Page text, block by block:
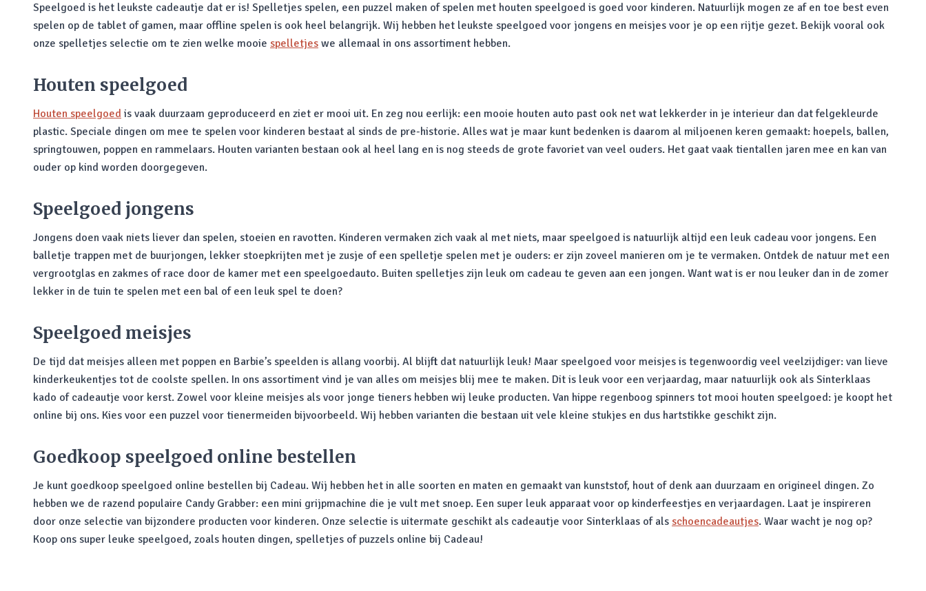
Speelgoed is het leukste cadeautje dat er is! Spelletjes spelen, een puzzel maken of spelen met houten speelgoed is goed voor kinderen. Natuurlijk mogen ze af en toe best even
spelen op de tablet of gamen, maar offline spelen is ook heel belangrijk. Wij hebben het leukste speelgoed voor jongens en meisjes voor je op een rijtje gezet. Bekijk vooral ook
onze spelletjes selectie om te zien welke mooie spelletjes we allemaal in ons assortiment hebben.
Houten speelgoed
Houten speelgoed is vaak duurzaam geproduceerd en ziet er mooi uit. En zeg nou eerlijk: een mooie houten auto past ook net wat lekkerder in je interieur dan dat felgekleurde
plastic. Speciale dingen om mee te spelen voor kinderen bestaat al sinds de pre-historie. Alles wat je maar kunt bedenken is daarom al miljoenen keren gemaakt: hoepels, ballen,
springtouwen, poppen en rammelaars. Houten varianten bestaan ook al heel lang en is nog steeds de grote favoriet van veel ouders. Het gaat vaak tientallen jaren mee en kan van
ouder op kind worden doorgegeven.
Speelgoed jongens
Jongens doen vaak niets liever dan spelen, stoeien en ravotten. Kinderen vermaken zich vaak al met niets, maar speelgoed is natuurlijk altijd een leuk cadeau voor jongens. Een
balletje trappen met de buurjongen, lekker stoepkrijten met je zusje of een spelletje spelen met je ouders: er zijn zoveel manieren om je te vermaken. Ontdek de natuur met een
vergrootglas en zakmes of race door de kamer met een speelgoedauto. Buiten spelletjes zijn leuk om cadeau te geven aan een jongen. Want wat is er nou leuker dan in de zomer
lekker in de tuin te spelen met een bal of een leuk spel te doen?
Speelgoed meisjes
De tijd dat meisjes alleen met poppen en Barbie’s speelden is allang voorbij. Al blijft dat natuurlijk leuk! Maar speelgoed voor meisjes is tegenwoordig veel veelzijdiger: van lieve
kinderkeukentjes tot de coolste spellen. In ons assortiment vind je van alles om meisjes blij mee te maken. Dit is leuk voor een verjaardag, maar natuurlijk ook als Sinterklaas
kado of cadeautje voor kerst. Zowel voor kleine meisjes als voor jonge tieners hebben wij leuke producten. Van hippe regenboog spinners tot mooi houten speelgoed: je koopt het
online bij ons. Kies voor een puzzel voor tienermeiden bijvoorbeeld. Wij hebben varianten die bestaan uit vele kleine stukjes en dus hartstikke geschikt zijn.
Goedkoop speelgoed online bestellen
Je kunt goedkoop speelgoed online bestellen bij Cadeau. Wij hebben het in alle soorten en maten en gemaakt van kunststof, hout of denk aan duurzaam en origineel dingen. Zo
hebben we de razend populaire Candy Grabber: een mini grijpmachine die je vult met snoep. Een super leuk apparaat voor op kinderfeestjes en verjaardagen. Laat je inspireren
door onze selectie van bijzondere producten voor kinderen. Onze selectie is uitermate geschikt als cadeautje voor Sinterklaas of als schoencadeautjes. Waar wacht je nog op?
Koop ons super leuke speelgoed, zoals houten dingen, spelletjes of puzzels online bij Cadeau!